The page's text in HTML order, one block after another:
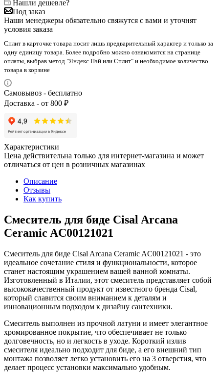
Нашли дешевле?
Под заказ
Наши менеджеры обязательно свяжутся с вами и уточнят
условия заказа
Сплит в карточке товара носит лишь предварительный характер и только за
одну единицу товара. Более подробно можно ознакомится на странице
оплаты, выбрав метод "Яндекс Пэй или Сплит" и необходимое количество
товара в корзине
Самовывоз - бесплатно
Доставка - от 800 ₽
Характеристики
Цена действительна только для интернет-магазина и может
отличаться от цен в розничных магазинах
Описание
Отзывы
Как купить
Смеситель для биде Cisal Arcana
Ceramic AC00121021
Смеситель для биде Cisal Arcana Ceramic AC00121021 - это
идеальное сочетание стиля и функциональности, которое
станет настоящим украшением вашей ванной комнаты.
Изготовленный в Италии, этот смеситель представляет собой
высококачественный продукт от известного бренда Cisal,
который славится своим вниманием к деталям и
инновационным подходом к дизайну сантехники.
Смеситель выполнен из прочной латуни и имеет элегантное
хромированное покрытие, что обеспечивает не только
долговечность, но и легкость в уходе. Короткий излив
смесителя идеально подходит для биде, а его внешний тип
монтажа позволяет легко установить его на 3 отверстия, что
делает процесс установки максимально удобным.